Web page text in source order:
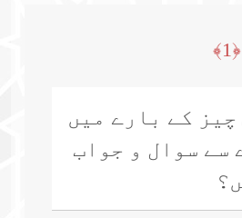
﴿1﴾
چیز کے بارے میں
سے سوال و جواب